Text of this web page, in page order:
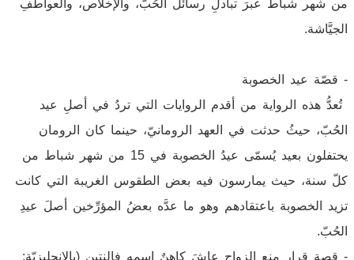
من شهر شباط عبرَ تبادلِ رسائل الحُبّ، والإخلاص، والعواطفِ
الجيَّاشة.
- قصّة عيد الخصوبة
تُعدُّ هذه الرواية من أقدم الروايات التي تردُ في أصلِ عيد
الحُبّ، حيثُ حدثت في العهد الرومانيّ، حينما كان الرومان
يحتفلون بعيد يُسمّى عيدُ الخصوبة في 15 من شهر شباط من
كلّ سنة، حيث يمارسون فيه بعض الطقوس الغريبة التي كانت
تزيد الخصوبة باعتقادهم وهو ما عدَّه بعضُ المؤرِّخين أصلَ عيدِ
الحُبّ.
- قصة قرار منع الزواج عاشَ كاهنٌ اسمه فالنتين (بالإنجليزيّة: